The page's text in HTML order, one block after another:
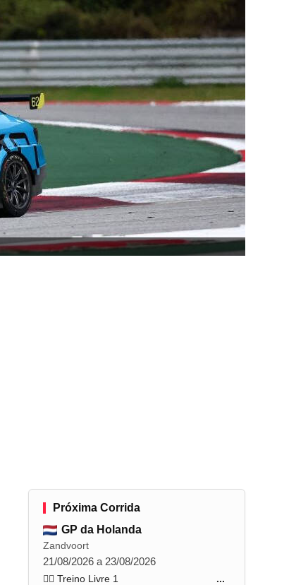
Próxima Corrida
GP da Holanda
Zandvoort
21/08/2026 a 23/08/2026
🏋️‍♂️ Treino Livre 1 ...